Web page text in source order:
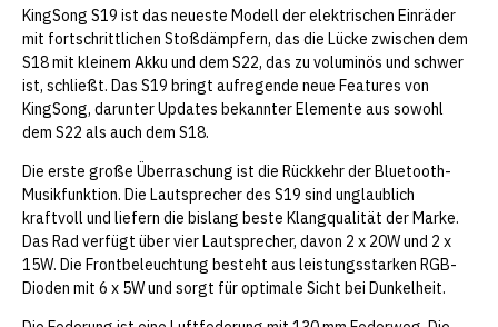
KingSong S19 ist das neueste Modell der elektrischen Einräder
mit fortschrittlichen Stoßdämpfern, das die Lücke zwischen dem
S18 mit kleinem Akku und dem S22, das zu voluminös und schwer
ist, schließt. Das S19 bringt aufregende neue Features von
KingSong, darunter Updates bekannter Elemente aus sowohl
dem S22 als auch dem S18.
Die erste große Überraschung ist die Rückkehr der Bluetooth-
Musikfunktion. Die Lautsprecher des S19 sind unglaublich
kraftvoll und liefern die bislang beste Klangqualität der Marke.
Das Rad verfügt über vier Lautsprecher, davon 2 x 20W und 2 x
15W. Die Frontbeleuchtung besteht aus leistungsstarken RGB-
Dioden mit 6 x 5W und sorgt für optimale Sicht bei Dunkelheit.